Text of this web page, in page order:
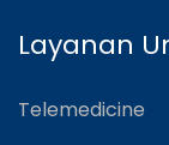
Layanan
Telemedicine